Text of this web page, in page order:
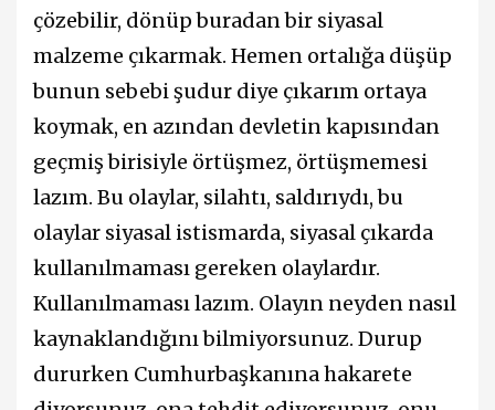
çözebilir, dönüp buradan bir siyasal
malzeme çıkarmak. Hemen ortalığa düşüp
bunun sebebi şudur diye çıkarım ortaya
koymak, en azından devletin kapısından
geçmiş birisiyle örtüşmez, örtüşmemesi
lazım. Bu olaylar, silahtı, saldırıydı, bu
olaylar siyasal istismarda, siyasal çıkarda
kullanılmaması gereken olaylardır.
Kullanılmaması lazım. Olayın neyden nasıl
kaynaklandığını bilmiyorsunuz. Durup
dururken Cumhurbaşkanına hakarete